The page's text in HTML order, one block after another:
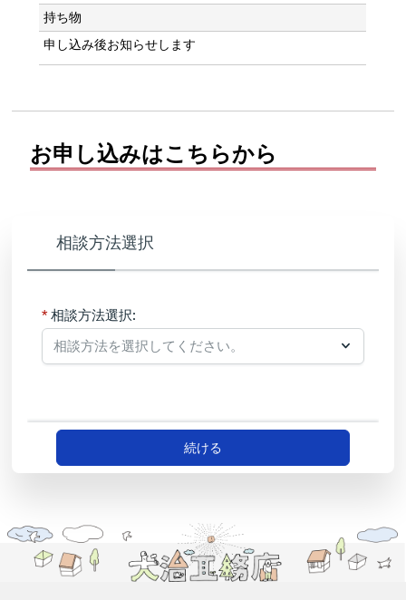
持ち物
申し込み後お知らせします
お申し込みはこちらから
相談方法選択
相談方法選択:
続ける